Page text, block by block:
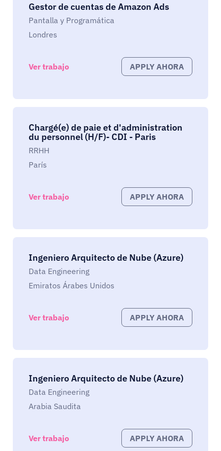
Gestor de cuentas de Amazon Ads
Pantalla y Programática
Londres
Ver trabajo APPLY AHORA
Chargé(e) de paie et d'administration
du personnel (H/F)- CDI - Paris
RRHH
París
Ver trabajo APPLY AHORA
Ingeniero Arquitecto de Nube (Azure)
Data Engineering
Emiratos Árabes Unidos
Ver trabajo APPLY AHORA
Ingeniero Arquitecto de Nube (Azure)
Data Engineering
Arabia Saudita
Ver trabajo APPLY AHORA